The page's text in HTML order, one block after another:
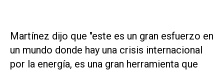
Martínez dijo que "este es un gran esfuerzo en
un mundo donde hay una crisis internacional
por la energía, es una gran herramienta que